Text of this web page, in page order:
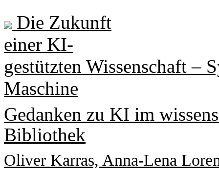
Die Zukunft
einer KI-
gestützten Wissenschaft –
Maschine
Gedanken zu KI im
Bibliothek
Oliver Karras, Anna-Lena